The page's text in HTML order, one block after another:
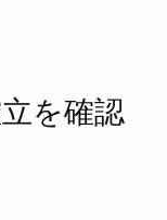
を確認